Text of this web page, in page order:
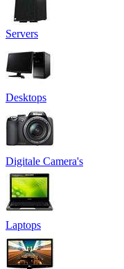
Servers
Desktops
Digitale Camera's
Laptops